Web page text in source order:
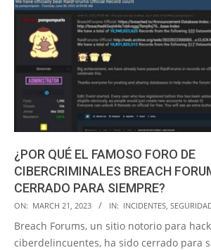
¿POR QUÉ EL FAMOSO FORO DE
CIBERCRIMINALES BREACH
CERRADO PARA SIEMPRE?
2023-
03-
21
ON: MARCH 21, 2023 IN: INCIDENTES
Breach Forums, un sitio notorio para
ciberdelincuentes, ha sido cerrado para